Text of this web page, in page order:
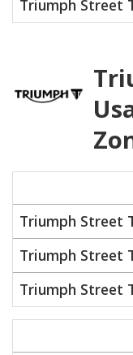
Triumph Street
Triumph Street
Triumph Street
Triumph Street